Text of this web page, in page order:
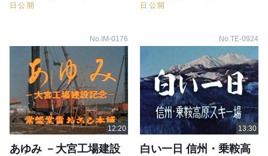
日公開
日公開
No.IM-0176
あゆみ －大宮工場建設
No.TE-0924
白い一日 信州・乗鞍高